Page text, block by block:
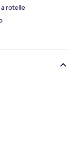
rotelle